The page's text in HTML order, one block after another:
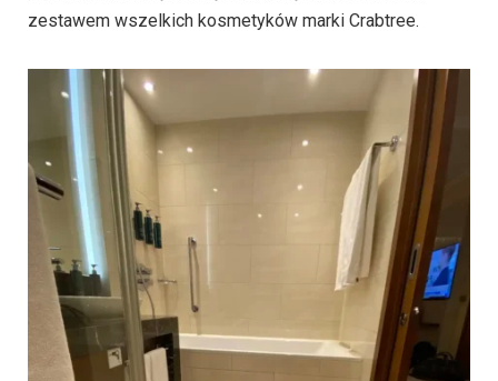
zestawem wszelkich kosmetyków marki Crabtree.